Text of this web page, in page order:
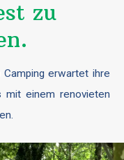
zu
erwartet ihre
mit einem renovieten